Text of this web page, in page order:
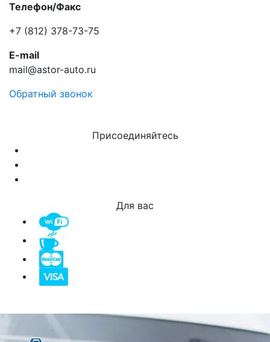
Телефон/Факс
+7 (812) 378-73-75
E-mail
mail@astor-auto.ru
Обратный звонок
Присоединяйтесь
Для вас